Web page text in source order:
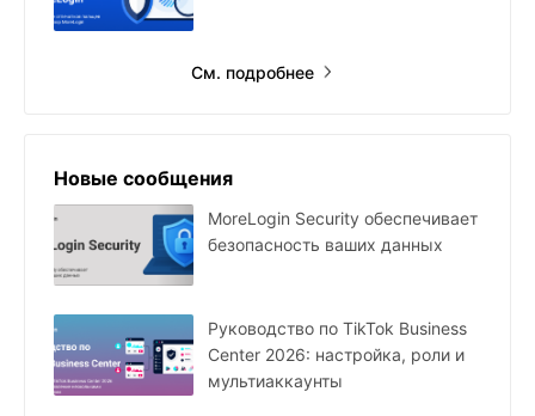
См. подробнее
Новые сообщения
MoreLogin Security обеспечивает
безопасность ваших данных
Руководство по TikTok Business
Center 2026: настройка, роли и
мультиаккаунты